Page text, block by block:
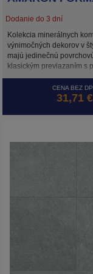
Dodanie do 3 dní
Kolekcia minerálnych
výnimočných dekorov v
majú jedinečnú
klasickým previazaním s
ako dlažbu so spojmi
smeroch umožňuje
položenej plávajúcej
CENA BEZ
31,71 €